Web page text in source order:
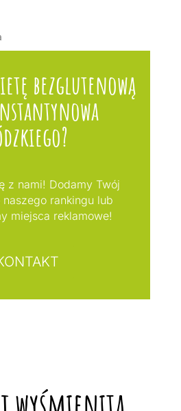
bezglutenową
z nami! Dodamy Twój
rankingu lub
miejsca reklamowe!